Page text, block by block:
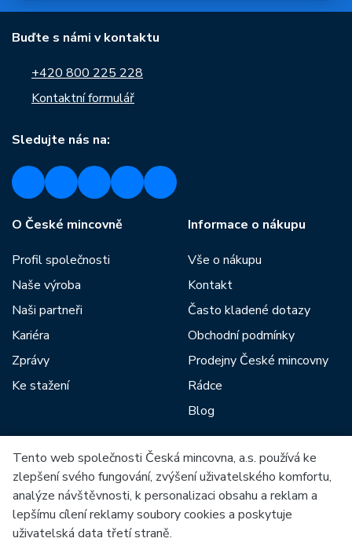
Buďte s námi v kontaktu
+420 800 225 228
Kontaktní formulář
Sledujte nás na:
O České mincovně
Profil společnosti
Naše výroba
Naši partneři
Kariéra
Zprávy
Ke stažení
Informace o nákupu
Vše o nákupu
Kontakt
Často kladené dotazy
Obchodní podmínky
Prodejny České mincovny
Rádce
Blog
Mezi naše partnery patří:
Tento web společnosti Česká mincovna, a.s. používá ke
zlepšení svého fungování, zvýšení uživatelského komfortu,
analýze návštěvnosti, k personalizaci obsahu a reklam a
lepšímu cílení reklamy soubory cookies a poskytuje
uživatelská data třetí straně.